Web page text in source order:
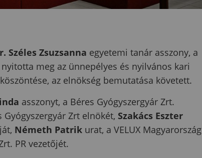
Széles Zsuzsanna egyetemi tanár asszony, a
meg az ünnepélyes és nyilvános kari
az elnökség bemutatása követett.
asszonyt, a Béres Gyógyszergyár Zrt.
Gyógyszergyár Zrt elnökét, Szakács Eszter
Németh Patrik urat, a VELUX Magyarország
PR vezetőjét.